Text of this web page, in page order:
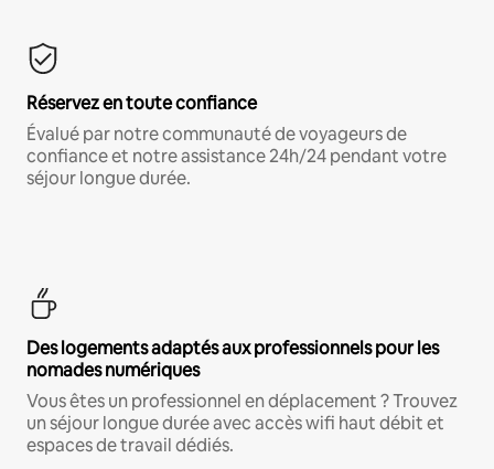
Réservez en toute confiance
Évalué par notre communauté de voyageurs de
confiance et notre assistance 24h/24 pendant votre
séjour longue durée.
Des logements adaptés aux professionnels pour les
nomades numériques
Vous êtes un professionnel en déplacement ? Trouvez
un séjour longue durée avec accès wifi haut débit et
espaces de travail dédiés.